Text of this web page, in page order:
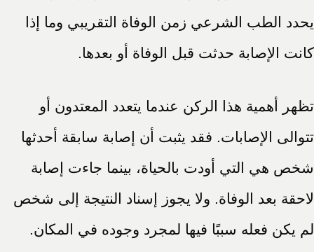
يحدد الطب الشرعي زمن الوفاة التقريبي وما إذا
كانت الإصابة حدثت قبل الوفاة أو بعدها.
تظهر أهمية هذا الركن عندما يتعدد المعتدون أو
تتوالى الإصابات. فقد يثبت أن إصابة سابقة أحدثها
شخص هي التي أودت بالحياة، بينما جاءت إصابة
لاحقة بعد الوفاة. ولا يجوز إسناد النتيجة إلى شخص
لم يكن فعله سببًا فيها لمجرد وجوده في المكان.